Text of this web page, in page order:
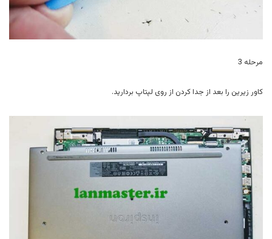
مرحله 3
کاور زیرین را بعد از جدا کردن از روی لپتاپ بردارید.